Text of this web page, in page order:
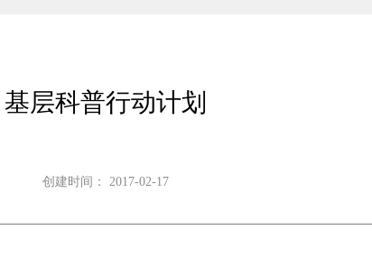
基层科普行动计划
创建时间： 2017-02-17